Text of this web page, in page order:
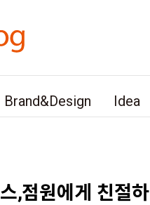
Brand&Design Idea
,점원에게 친절